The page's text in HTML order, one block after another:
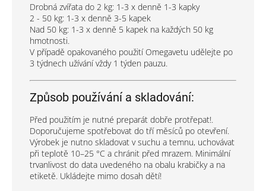
Drobná zvířata do 2 kg: 1-3 x denně 1-3 kapky
2 - 50 kg: 1-3 x denně 3-5 kapek
Nad 50 kg: 1-3 x denně 5 kapek na každých 50 kg
hmotnosti.
V případě opakovaného použití Omegavetu udělejte po
3 týdnech užívání vždy 1 týden pauzu.
Způsob používání a skladování:
Před použitím je nutné preparát dobře protřepat!.
Doporučujeme spotřebovat do tří měsíců po otevření.
Výrobek je nutno skladovat v suchu a temnu, uchovávat
při teplotě 10–25 °C a chránit před mrazem. Minimální
trvanlivost do data uvedeného na obalu krabičky a na
etiketě. Ukládejte mimo dosah dětí!